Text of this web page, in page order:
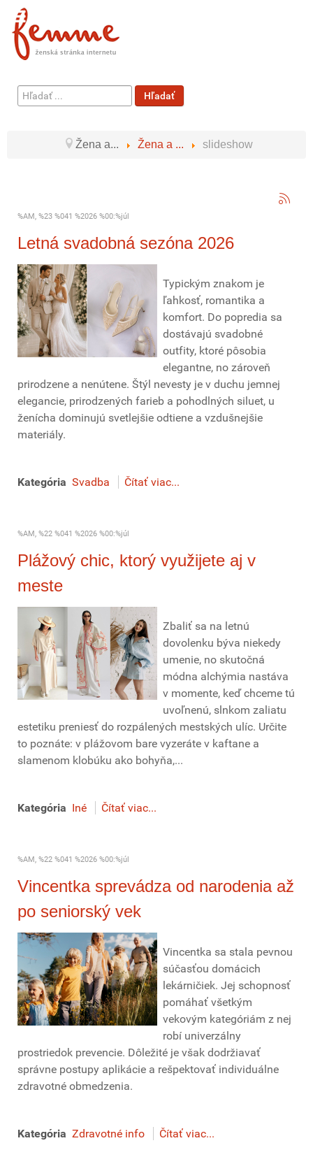
Hľadať
...
Hľadať
Žena a... Žena a ... slideshow
%AM, %23 %041 %2026 %00:%júl
Letná svadobná sezóna 2026
Typickým znakom je
ľahkosť, romantika a
komfort. Do popredia sa
dostávajú svadobné
outfity, ktoré pôsobia
elegantne, no zároveň
prirodzene a nenútene. Štýl nevesty je v duchu jemnej
elegancie, prirodzených farieb a pohodlných siluet, u
ženícha dominujú svetlejšie odtiene a vzdušnejšie
materiály.
Kategória Svadba Čítať viac...
%AM, %22 %041 %2026 %00:%júl
Plážový chic, ktorý využijete aj v
meste
Zbaliť sa na letnú
dovolenku býva niekedy
umenie, no skutočná
módna alchýmia nastáva
v momente, keď chceme tú
uvoľnenú, slnkom zaliatu
estetiku preniesť do rozpálených mestských ulíc. Určite
to poznáte: v plážovom bare vyzeráte v kaftane a
slamenom klobúku ako bohyňa,...
Kategória Iné Čítať viac...
%AM, %22 %041 %2026 %00:%júl
Vincentka sprevádza od narodenia až
po seniorský vek
Vincentka sa stala pevnou
súčasťou domácich
lekárničiek. Jej schopnosť
pomáhať všetkým
vekovým kategóriám z nej
robí univerzálny
prostriedok prevencie. Dôležité je však dodržiavať
správne postupy aplikácie a rešpektovať individuálne
zdravotné obmedzenia.
Kategória Zdravotné info Čítať viac...